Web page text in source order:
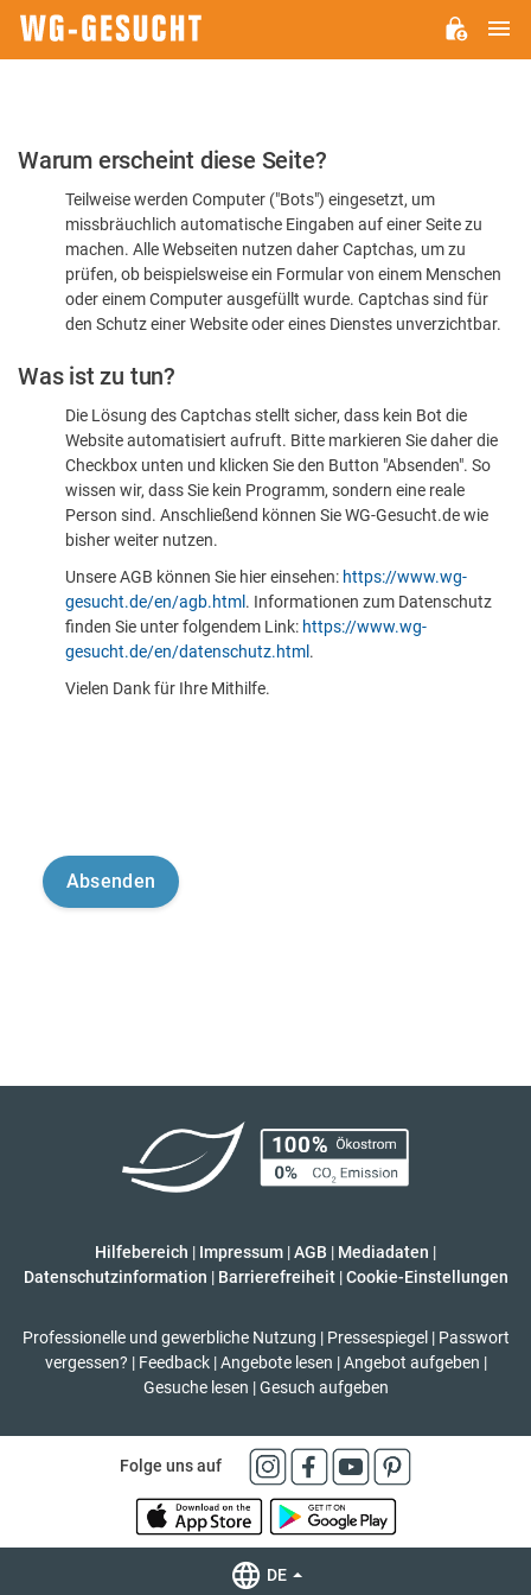
Bitte
dass
sind
Warum erscheint diese Seite?
Teilweise werden Computer ("Bots") eingesetzt, um
missbräuchlich automatische Eingaben auf einer Seite zu
machen. Alle Webseiten nutzen daher Captchas, um zu
prüfen, ob beispielsweise ein Formular von einem Menschen
oder einem Computer ausgefüllt wurde. Captchas sind für
den Schutz einer Website oder eines Dienstes unverzichtbar.
Was ist zu tun?
Die Lösung des Captchas stellt sicher, dass kein Bot die
Website automatisiert aufruft. Bitte markieren Sie daher die
Checkbox unten und klicken Sie den Button "Absenden". So
wissen wir, dass Sie kein Programm, sondern eine reale
Person sind. Anschließend können Sie WG-Gesucht.de wie
bisher weiter nutzen.
Unsere AGB können Sie hier einsehen: https://www.wg-
gesucht.de/en/agb.html . Informationen zum Datenschutz
finden Sie unter folgendem Link: https://www.wg-
gesucht.de/en/datenschutz.html .
Vielen Dank für Ihre Mithilfe.
Hilfebereich | Impressum |AGB | Mediadaten |
Datenschutzinformation | Barrierefreiheit | Cookie-Einstellungen
Professionelle und gewerbliche Nutzung | Pressespiegel | Passwort
vergessen? | Feedback | Angebote lesen | Angebot aufgeben |
Gesuche lesen | Gesuch aufgeben
Folge uns auf
DE